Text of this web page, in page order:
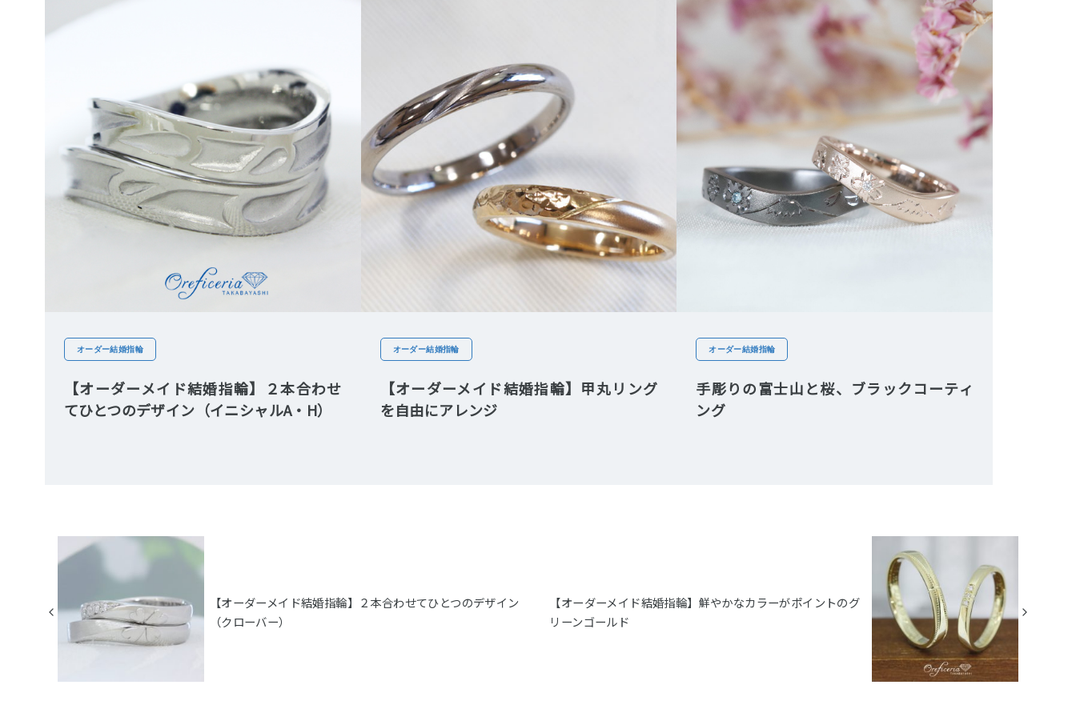
オーダー結婚指輪
【オーダーメイド結婚指輪】２本合わせ
てひとつのデザイン（イニシャルA・H）
オーダー結婚指輪
【オーダーメイド結婚指輪】甲丸リング
を自由にアレンジ
オーダー結婚指輪
手彫りの富士山と桜、ブラックコーティ
ング
【オーダーメイド結婚指輪】２本合わせてひとつのデザイン
（クローバー）
【オーダーメイド結婚指輪】鮮やかなカラーがポイントのグ
リーンゴールド